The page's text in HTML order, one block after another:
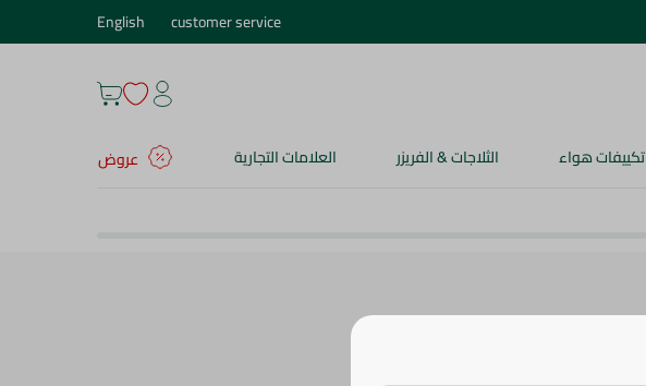
customer service
English
تكييفات هواء الثلاجات & الفريزر العلامات التجارية
عروض